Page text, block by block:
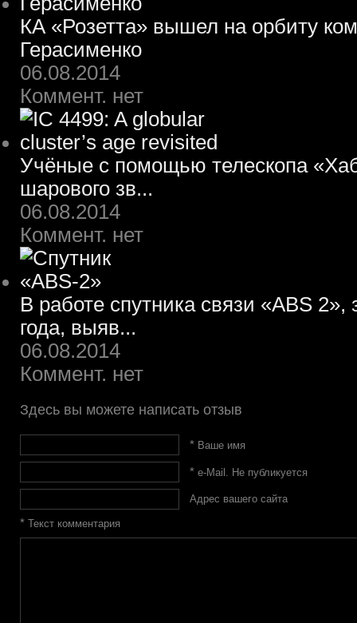
КА «Розетта» вышел на орбиту
Герасименко
06.08.2014
Коммент. нет
Учёные с помощью телескопа
шарового зв...
06.08.2014
Коммент. нет
В работе спутника связи «ABS
года, выяв...
06.08.2014
Коммент. нет
Здесь вы можете написать отзыв
*Ваше имя
*e-Mail. Не публикуется
Адрес вашего сайта
* Текст комментария